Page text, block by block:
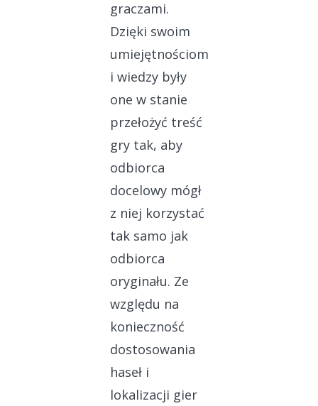
graczami.
Dzięki swoim
umiejętnościom
i wiedzy były
one w stanie
przełożyć treść
gry tak, aby
odbiorca
docelowy mógł
z niej korzystać
tak samo jak
odbiorca
oryginału. Ze
względu na
konieczność
dostosowania
haseł i
lokalizacji gier